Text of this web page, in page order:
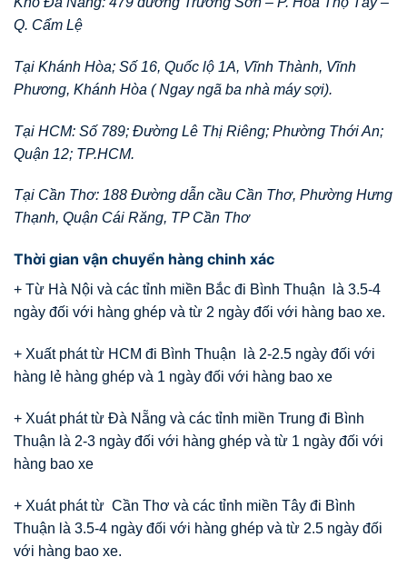
Q. Cẩm Lệ
Tại Khánh Hòa; Số 16, Quốc lộ 1A, Vĩnh Thành, Vĩnh
Phương, Khánh Hòa ( Ngay ngã ba nhà máy sợi).
Tại HCM: Số 789; Đường Lê Thị Riêng; Phường Thới An;
Quận 12; TP.HCM.
Tại Cần Thơ: 188 Đường dẫn cầu Cần Thơ, Phường Hưng
Thạnh, Quận Cái Răng, TP Cần Thơ
Thời gian vận chuyển hàng chinh xác
+ Từ Hà Nội và các tỉnh miền Bắc đi Bình Thuận là 3.5-4
ngày đối với hàng ghép và từ 2 ngày đối với hàng bao xe.
+ Xuất phát từ HCM đi Bình Thuận là 2-2.5 ngày đối với
hàng lẻ hàng ghép và 1 ngày đối với hàng bao xe
+ Xuát phát từ Đà Nẵng và các tỉnh miền Trung đi Bình
Thuận là 2-3 ngày đối với hàng ghép và từ 1 ngày đối với
hàng bao xe
+ Xuát phát từ Cần Thơ và các tỉnh miền Tây đi Bình
Thuận là 3.5-4 ngày đối với hàng ghép và từ 2.5 ngày đối
với hàng bao xe.